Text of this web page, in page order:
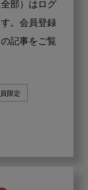
部）はログ
。会員登録
記事をご覧
限定